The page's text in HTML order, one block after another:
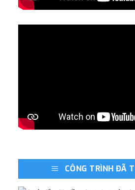
CÔNG TRÌNH ĐÃ